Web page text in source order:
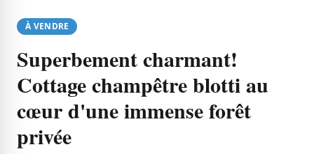
À VENDRE
Superbement charmant!
Cottage champêtre blotti au
cœur d'une immense forêt
privée